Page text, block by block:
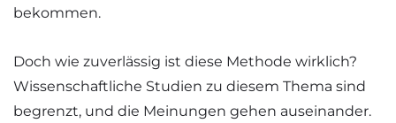
bekommen.
Doch wie zuverlässig ist diese Methode wirklich?
Wissenschaftliche Studien zu diesem Thema sind
begrenzt, und die Meinungen gehen auseinander.